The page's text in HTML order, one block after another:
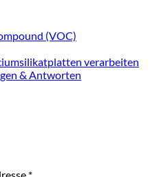
(VOC)
verarbeiten
& Antworten
Erforderlich